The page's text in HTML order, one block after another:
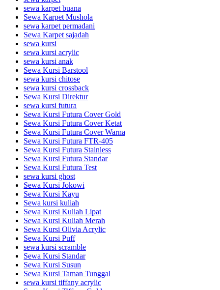
sewa karpet buana
Sewa Karpet Mushola
sewa karpet permadani
Sewa Karpet sajadah
sewa kursi
sewa kursi acrylic
sewa kursi anak
Sewa Kursi Barstool
sewa kursi chitose
sewa kursi crossback
Sewa Kursi Direktur
sewa kursi futura
Sewa Kursi Futura Cover Gold
Sewa Kursi Futura Cover Ketat
Sewa Kursi Futura Cover Warna
Sewa Kursi Futura FTR-405
Sewa Kursi Futura Stainless
Sewa Kursi Futura Standar
Sewa Kursi Futura Test
sewa kursi ghost
Sewa Kursi Jokowi
Sewa Kursi Kayu
Sewa kursi kuliah
Sewa Kursi Kuliah Lipat
Sewa Kursi Kuliah Merah
Sewa Kursi Olivia Acrylic
Sewa Kursi Puff
sewa kursi scramble
Sewa Kursi Standar
Sewa Kursi Susun
Sewa Kursi Taman Tunggal
sewa kursi tiffany acrylic